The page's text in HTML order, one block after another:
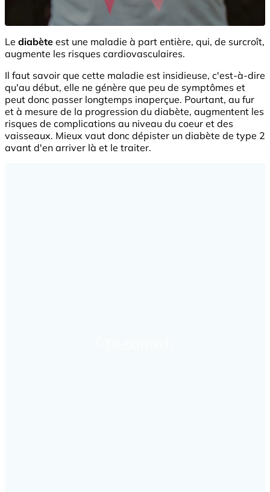
Le diabète est une maladie à part entière, qui, de surcroît,
augmente les risques cardiovasculaires.
Il faut savoir que cette maladie est insidieuse, c'est-à-dire
qu'au début, elle ne génère que peu de symptômes et
peut donc passer longtemps inaperçue. Pourtant, au fur
et à mesure de la progression du diabète, augmentent les
risques de complications au niveau du coeur et des
vaisseaux. Mieux vaut donc dépister un diabète de type 2
avant d'en arriver là et le traiter.